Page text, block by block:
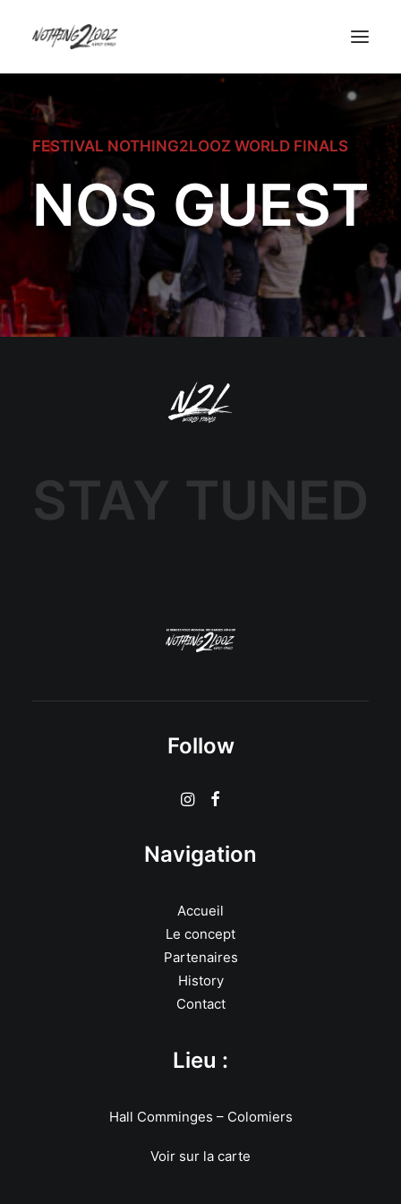
ACCUEIL
LE CONCEPT
QUALIFIERS
INFOS/CONTACT
PARTENAIRES
FESTIVAL NOTHING2LOOZ WORLD FINALS
NOS GUEST
STAY TUNED
Follow
Navigation
Accueil
Le concept
Partenaires
History
Contact
Lieu :
Hall Comminges – Colomiers
Voir sur la carte